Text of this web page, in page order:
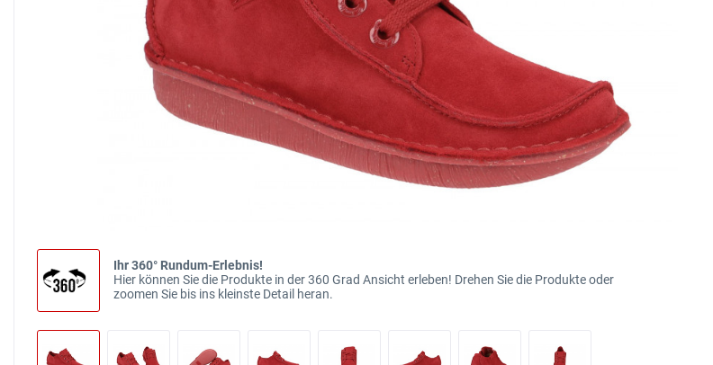
Ihr 360° Rundum-Erlebnis!
Hier können Sie die Produkte in der 360 Grad Ansicht erleben! Drehen Sie die Produkte oder
zoomen Sie bis ins kleinste Detail heran.